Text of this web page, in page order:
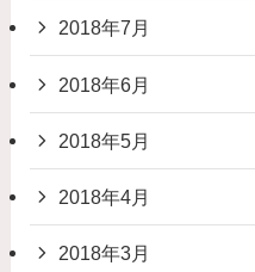
2018年7月
2018年6月
2018年5月
2018年4月
2018年3月